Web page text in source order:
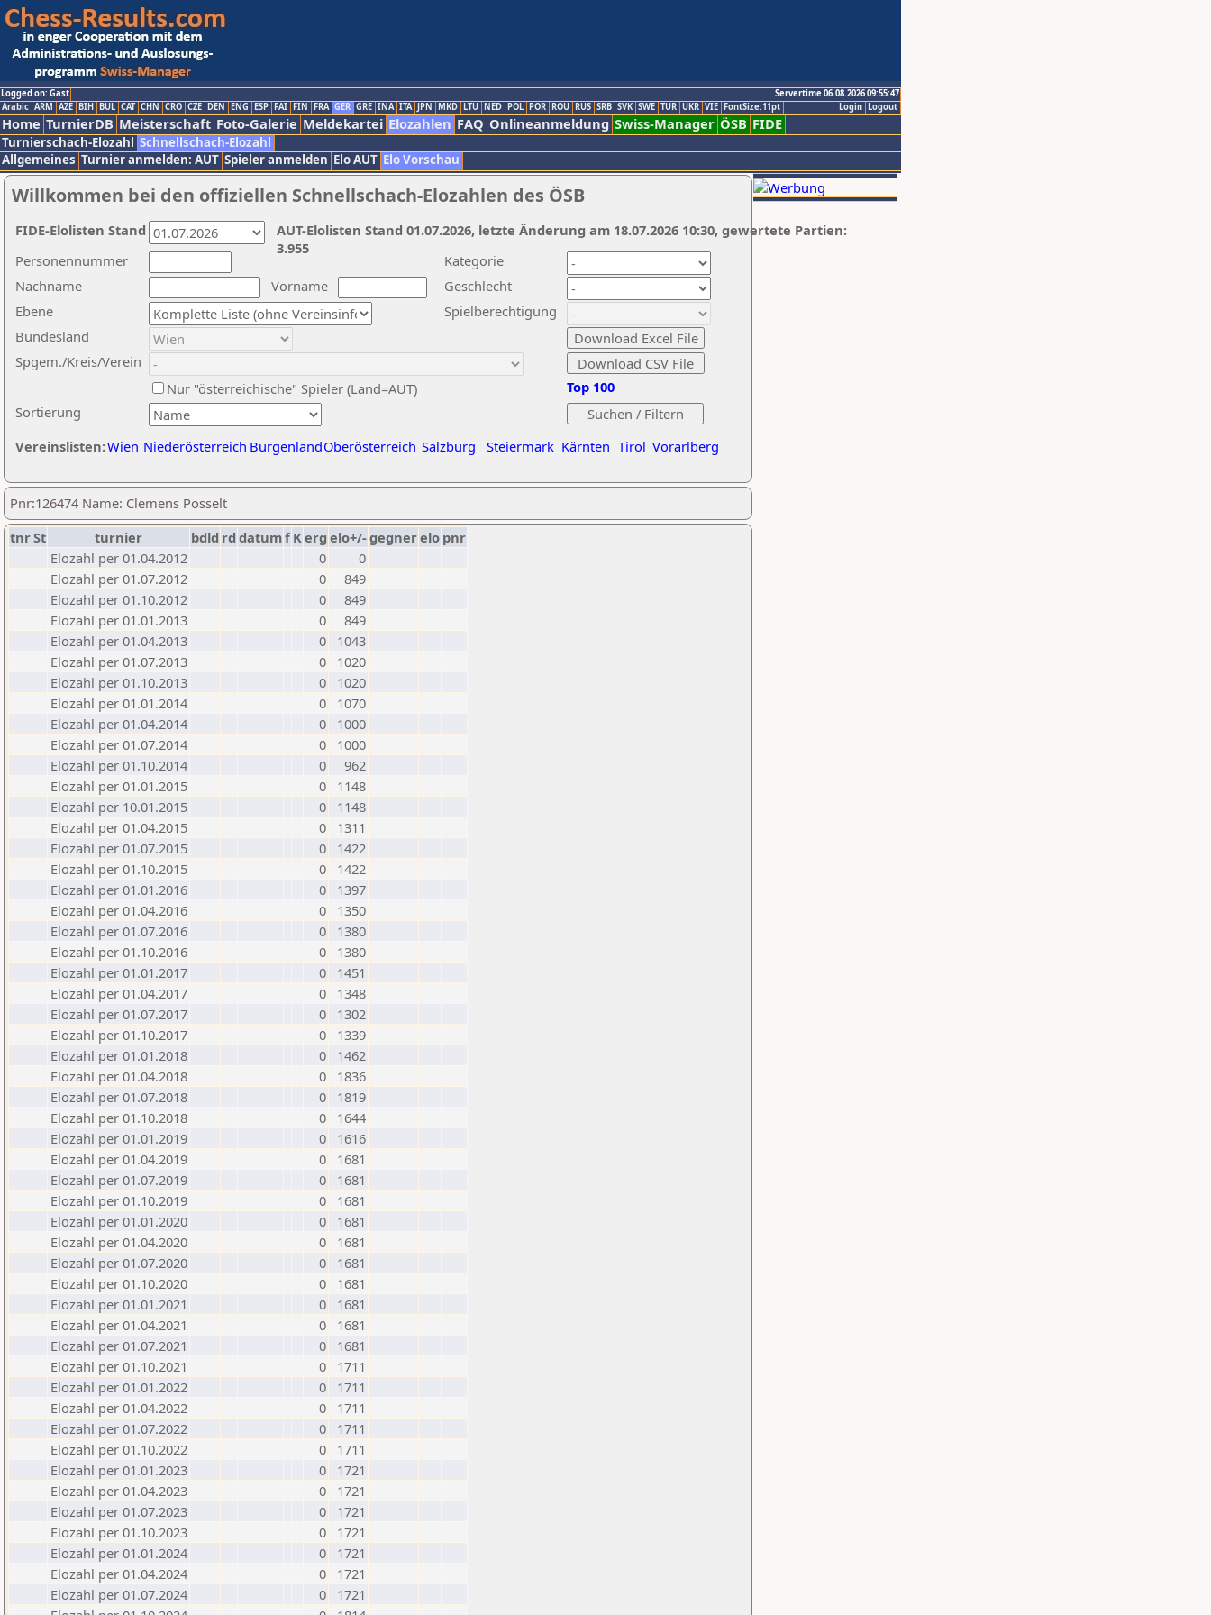
Logged on: Gast
Servertime 06.08.2026 09:55:47
Logout
Login
Arabic ARM AZE BIH BUL CAT CHN CRO CZE DEN ENG ESP FAI FIN FRA GER GRE INA ITA JPN MKD LTU NED POL POR ROU RUS SRB SVK SWE TUR UKR VIE FontSize:11pt
Home TurnierDB Meisterschaft Foto-Galerie Meldekartei Elozahlen FAQ Onlineanmeldung Swiss-Manager ÖSB FIDE
Turnierschach-Elozahl Schnellschach-Elozahl
Allgemeines Turnier anmelden: AUT Spieler anmelden Elo AUT Elo Vorschau
Willkommen bei den offiziellen Schnellschach-Elozahlen des ÖSB
Nachname
Vorname
Ebene
Kategorie
Sortierung
Personennummer
Bundesland
Spgem./Kreis/Verein
Geschlecht
Nur "österreichische" Spieler (Land=AUT)
Spielberechtigung
Vereinslisten:Wien Niederösterreich BurgenlandOberösterreich Salzburg Steiermark Kärnten Tirol Vorarlberg
Top 100
AUT-Elolisten Stand 01.07.2026, letzte Änderung am 18.07.2026 10:30, gewertete Partien:
3.955
FIDE-Elolisten Stand
Pnr:126474 Name: Clemens Posselt
tnrSt turnier bdld rd datumf Kerg elo+/-gegnerelo pnr
Elozahl per 01.04.2012
0
0
Elozahl per 01.07.2012
0
849
Elozahl per 01.10.2012
0
849
Elozahl per 01.01.2013
0
849
Elozahl per 01.04.2013
0
1043
Elozahl per 01.07.2013
0
1020
Elozahl per 01.10.2013
0
1020
Elozahl per 01.01.2014
0
1070
Elozahl per 01.04.2014
0
1000
Elozahl per 01.07.2014
0
1000
Elozahl per 01.10.2014
0
962
Elozahl per 01.01.2015
0
1148
Elozahl per 10.01.2015
0
1148
Elozahl per 01.04.2015
0
1311
Elozahl per 01.07.2015
0
1422
Elozahl per 01.10.2015
0
1422
Elozahl per 01.01.2016
0
1397
Elozahl per 01.04.2016
0
1350
Elozahl per 01.07.2016
0
1380
Elozahl per 01.10.2016
0
1380
Elozahl per 01.01.2017
0
1451
Elozahl per 01.04.2017
0
1348
Elozahl per 01.07.2017
0
1302
Elozahl per 01.10.2017
0
1339
Elozahl per 01.01.2018
0
1462
Elozahl per 01.04.2018
0
1836
Elozahl per 01.07.2018
0
1819
Elozahl per 01.10.2018
0
1644
Elozahl per 01.01.2019
0
1616
Elozahl per 01.04.2019
0
1681
Elozahl per 01.07.2019
0
1681
Elozahl per 01.10.2019
0
1681
Elozahl per 01.01.2020
0
1681
Elozahl per 01.04.2020
0
1681
Elozahl per 01.07.2020
0
1681
Elozahl per 01.10.2020
0
1681
Elozahl per 01.01.2021
0
1681
Elozahl per 01.04.2021
0
1681
Elozahl per 01.07.2021
0
1681
Elozahl per 01.10.2021
0
1711
Elozahl per 01.01.2022
0
1711
Elozahl per 01.04.2022
0
1711
Elozahl per 01.07.2022
0
1711
Elozahl per 01.10.2022
0
1711
Elozahl per 01.01.2023
0
1721
Elozahl per 01.04.2023
0
1721
Elozahl per 01.07.2023
0
1721
Elozahl per 01.10.2023
0
1721
Elozahl per 01.01.2024
0
1721
Elozahl per 01.04.2024
0
1721
Elozahl per 01.07.2024
0
1721